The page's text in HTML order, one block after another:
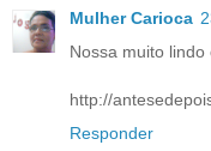
Mulher Carioca
Nossa muito
http://
Responder